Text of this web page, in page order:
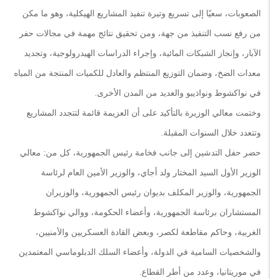
الصعوبات، سعيًا إلى تسريع وتيرة تنفيذ المشاريع الهيكلية، وهو ما مكن
من رفع نسب التنفيذ من جهة، ومن تحقيق نتائج مهمة في مجالات حفر
الآبار، وإنجاز الشبكات المائية، وإجراء الدراسات الهيدرولوجية، وتجديد
معدات الضخ، وضمان التوزيع المنتظم والعادل للكميات المنتجة من المياه
في نواكشوط ونواذيبو والعديد من المدن الأخرى.
وختمت معالي الوزيرة بالتأكيد على أن العزيمة قائمة لتتجدد المشاريع
وتتعدد خلال السنوات المقبلة.
حضر حفل التدشين إلى جانب فخامة رئيس الجمهورية، كل من: معالي
الوزير الأول السيد المختار ولد أجاي، والوزير الأمين العام لرئاسة
الجمهورية، والوزير المكلف بديوان رئيس الجمهورية، والوزيران
المستشاران برئاسة الجمهورية، وأعضاء الحكومة، ووالي نواكشوط
الغربية، وحاكم مقاطعة لكصر، وبعض القادة العسكريين والأمنيين،
والشخصيات السامية في الدولة، وأعضاء السلك الدبلوماسي المعتمدين
في موريتانيا، وعدد من أطر القطاع.